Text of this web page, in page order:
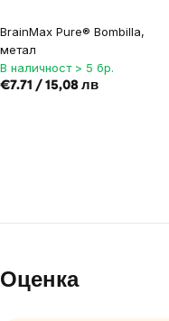
BrainMax Pure® Bombilla,
метал
В наличност > 5 бр.
€7.71 / 15,08 лв
Оценка